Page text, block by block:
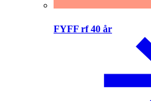
FYFF rf 40 år